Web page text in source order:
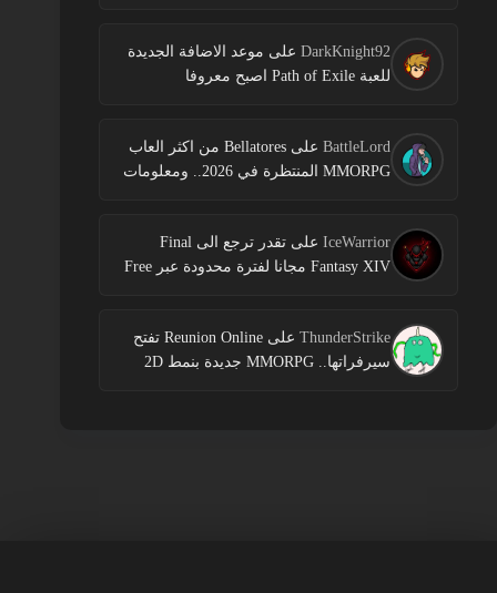
DarkKnight92 على موعد الاضافة الجديدة
للعبة Path of Exile اصبح معروفا
BattleLord على
Bellatores من اكثر العاب
MMORPG المنتظرة في 2026.. ومعلومات
IceWarrior على
تقدر ترجع الى Final
Fantasy XIV مجانا لفترة محدودة عبر Free
ThunderStrike على
Reunion Online تفتح
سيرفراتها.. MMORPG جديدة بنمط 2D